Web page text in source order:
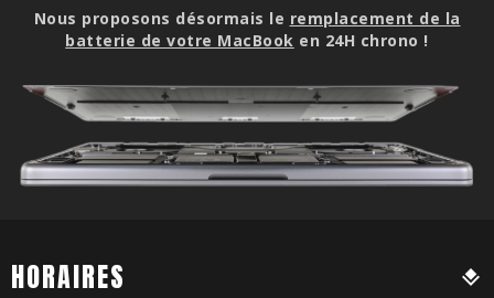
Nous proposons désormais le remplacement de la
batterie de votre MacBook en 24H chrono !
HORAIRES